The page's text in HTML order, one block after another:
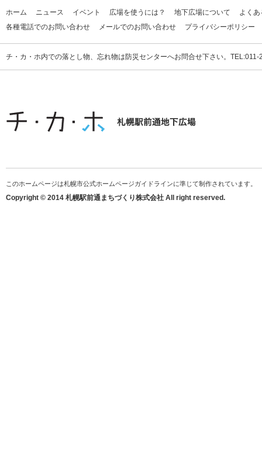
ホーム ニュース イベント 広場を使うには？ 地下広場について
よく
各種電話でのお問い合わせ
メールでのお問い合わせ プライバシーポリシー
チ・カ・ホ内での落とし物、忘れ物は防災センターへお問合せ下さい。
このホームページは札幌市公式ホームページガイドラインに準じて制作されています。
Copyright © 2014 札幌駅前通まちづくり株式会社 All right reserved.